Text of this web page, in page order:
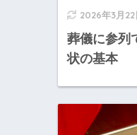
2026年3月22
葬儀に参列
状の基本